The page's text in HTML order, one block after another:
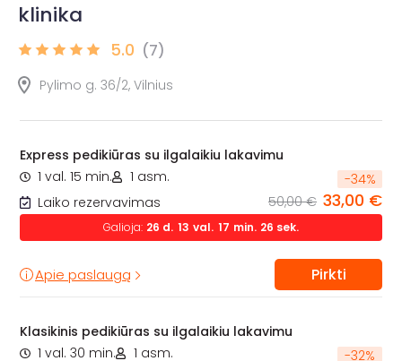
klinika
5.0 (7)
Pylimo g. 36/2, Vilnius
Express pedikiūras su ilgalaikiu lakavimu
1 val. 15 min.
1 asm.
Laiko rezervavimas
-34%
50,00 € 33,00 €
Galioja: 26 d. 13 val. 17 min. 25 sek.
Apie paslaugą Pirkti
Klasikinis pedikiūras su ilgalaikiu lakavimu
1 val. 30 min.
1 asm.
-32%